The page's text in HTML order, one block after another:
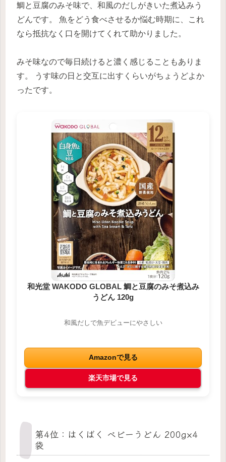
鯛と豆腐のみそ味で、和風のだしがきいた煮込みう
どんです。 魚をどう食べさせるか悩む時期に、これ
なら抵抗なく口を開けてくれて助かりました。
みそ味なので毎日続けると濃く感じることもありま
す。 うす味の日と交互に出すくらいがちょうどよか
ったです。
和光堂 WAKODO GLOBAL 鯛と豆腐のみそ煮込み
うどん 120g
和風だしで魚デビューにやさしい
Amazonで見る
楽天市場で見る
第4位：はくばく ベビーうどん 200g×4
袋